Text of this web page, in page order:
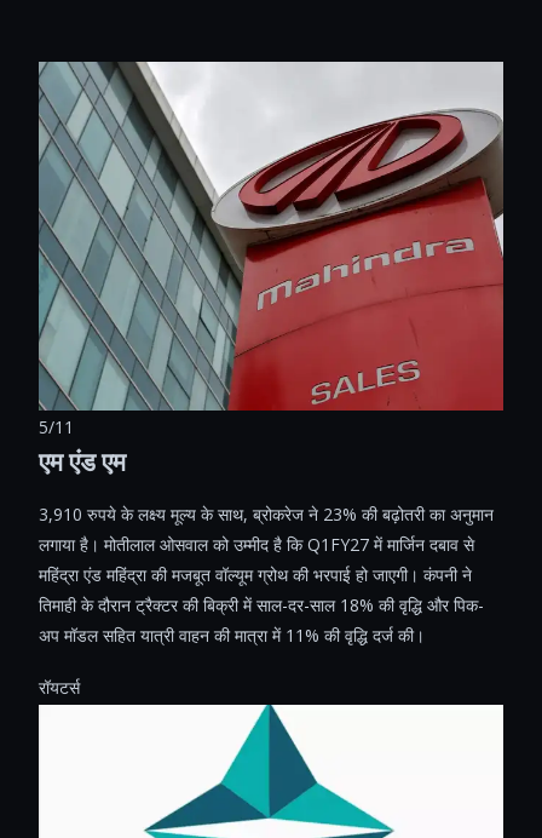
5/11
एम एंड एम
3,910 रुपये के लक्ष्य मूल्य के साथ, ब्रोकरेज ने 23% की बढ़ोतरी का अनुमान
लगाया है। मोतीलाल ओसवाल को उम्मीद है कि Q1FY27 में मार्जिन दबाव से
महिंद्रा एंड महिंद्रा की मजबूत वॉल्यूम ग्रोथ की भरपाई हो जाएगी। कंपनी ने
तिमाही के दौरान ट्रैक्टर की बिक्री में साल-दर-साल 18% की वृद्धि और पिक-
अप मॉडल सहित यात्री वाहन की मात्रा में 11% की वृद्धि दर्ज की।
रॉयटर्स